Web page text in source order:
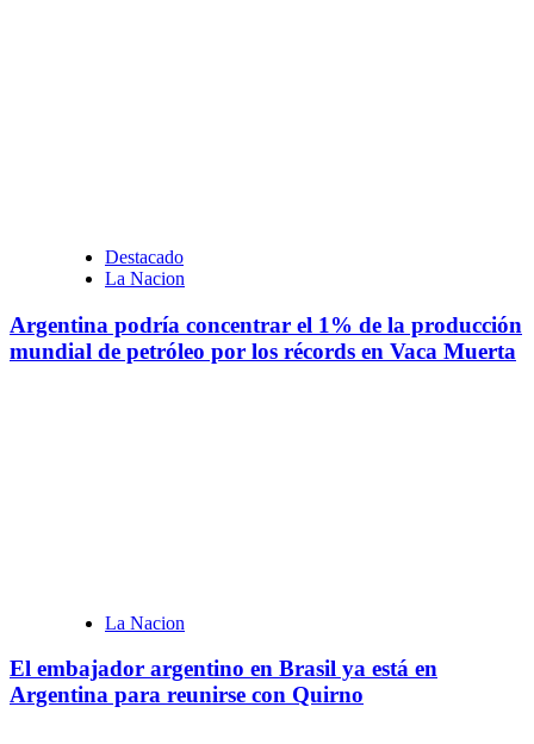
Destacado
La Nacion
Argentina podría concentrar el 1% de la producción
mundial de petróleo por los récords en Vaca Muerta
La Nacion
El embajador argentino en Brasil ya está en
Argentina para reunirse con Quirno